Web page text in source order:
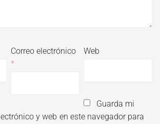
Correo electrónico
*
Web
Guarda mi
y web en este navegador para